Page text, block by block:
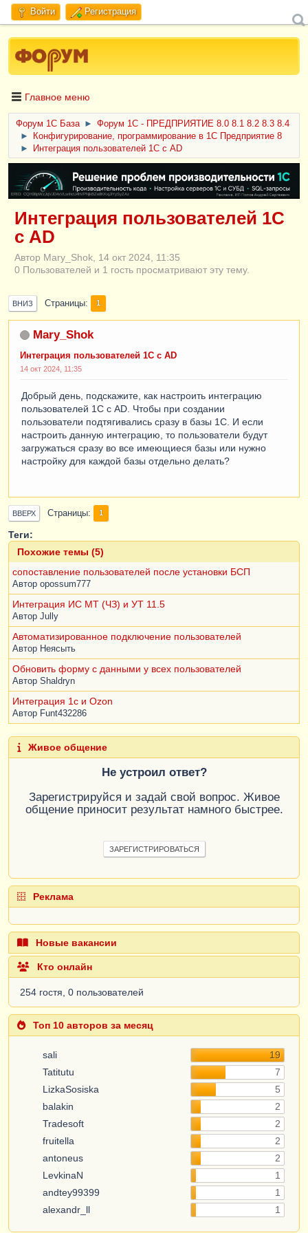
Войти Регистрация
Главное меню
Форум 1C База ►
Форум 1С - ПРЕДПРИЯТИЕ 8.0 8.1 8.2 8.3 8.4
►
Конфигурирование, программирование в 1С Предприятие 8
►
Интеграция пользователей 1С с AD
ERID: CQH36pWzJqVJD4xVLsnhcU4hVPNjkBZe8KKxjJiYySyZAz
Интеграция пользователей 1С
с AD
Автор Mary_Shok, 14 окт 2024, 11:35
0 Пользователей и 1 гость просматривают эту тему.
ВНИЗ Страницы 1
Mary_Shok
Интеграция пользователей 1С с AD
14 окт 2024, 11:35
Добрый день, подскажите, как настроить интеграцию
пользователей 1С с AD. Чтобы при создании
пользователи подтягивались сразу в базы 1С. И если
настроить данную интеграцию, то пользователи будут
загружаться сразу во все имеющиеся базы или нужно
настройку для каждой базы отдельно делать?
ВВЕРХ Страницы 1
Теги:
Похожие темы (5)
сопоставление пользователей после установки БСП
Автор opossum777
Интеграция ИС МТ (ЧЗ) и УТ 11.5
Автор Jully
Автоматизированное подключение пользователей
Автор Неясыть
Обновить форму с данными у всех пользователей
Автор Shaldryn
Интеграция 1с и Ozon
Автор Funt432286
Живое общение
Не устроил ответ?
Зарегистрируйся и задай свой вопрос. Живое
общение приносит результат намного быстрее.
ЗАРЕГИСТРИРОВАТЬСЯ
Реклама
Новые вакансии
Кто онлайн
254 гостя, 0 пользователей
Топ 10 авторов за месяц
sali
19
Tatitutu
7
LizkaSosiska
5
balakin
2
Tradesoft
2
fruitella
2
antoneus
2
LevkinaN
1
andtey99399
1
alexandr_ll
1